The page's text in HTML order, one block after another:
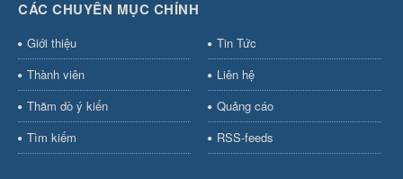
CÁC CHUYÊN MỤC CHÍNH
Giới thiệu
Tin Tức
Thành viên
Liên hệ
Thăm dò ý kiến
Quảng cáo
Tìm kiếm
RSS-feeds